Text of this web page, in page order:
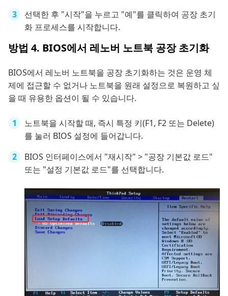
선택한 후 "시작"을 누르고 "예"를 클릭하여 공장 초기
화 프로세스를 시작합니다.
방법 4. BIOS에서 레노버 노트북 공장 초기화
BIOS에서 레노버 노트북을 공장 초기화하는 것은 운영 체
제에 접근할 수 없거나 노트북을 원래 설정으로 복원하고 싶
을 때 유용한 옵션이 될 수 있습니다.
노트북을 시작할 때, 즉시 특정 키(F1, F2 또는 Delete)
를 눌러 BIOS 설정에 들어갑니다.
BIOS 인터페이스에서 "재시작" > "공장 기본값 로드"
또는 "설정 기본값 로드"를 선택합니다.